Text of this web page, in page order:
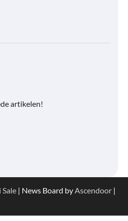
artikelen!
| News Board byAscendoor |